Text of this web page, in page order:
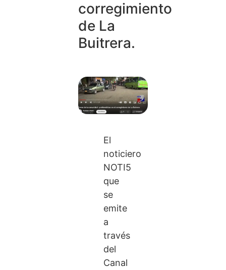
corregimiento
de La
Buitrera.
El
noticiero
NOTI5
que
se
emite
a
través
del
Canal